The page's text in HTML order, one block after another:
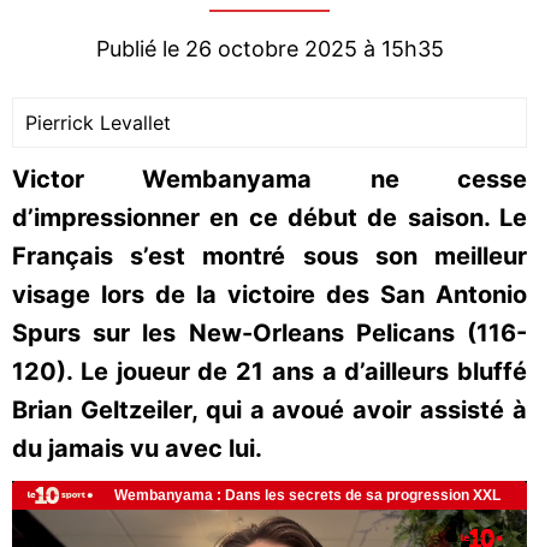
Publié le 26 octobre 2025 à 15h35
Pierrick Levallet
Victor Wembanyama ne cesse
d’impressionner en ce début de saison. Le
Français s’est montré sous son meilleur
visage lors de la victoire des San Antonio
Spurs sur les New-Orleans Pelicans (116-
120). Le joueur de 21 ans a d’ailleurs bluffé
Brian Geltzeiler, qui a avoué avoir assisté à
du jamais vu avec lui.